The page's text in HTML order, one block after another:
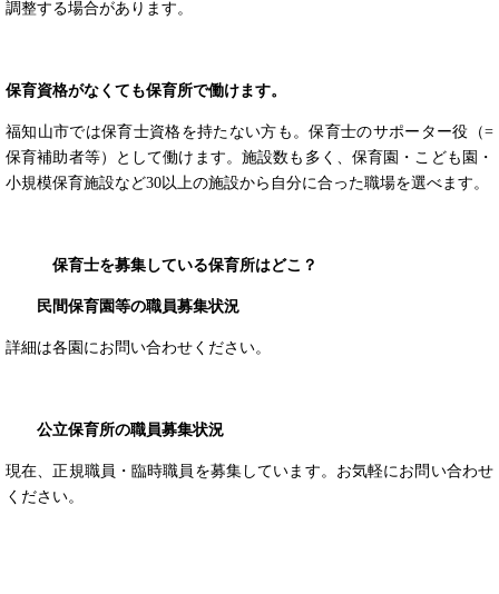
調整する場合があります。
保育資格がなくても保育所で働けます。
福知山市では保育士資格を持たない方も。保育士のサポーター役（=
保育補助者等）として働けます。施設数も多く、保育園・こども園・
小規模保育施設など30以上の施設から自分に合った職場を選べます。
保育士を募集している保育所はどこ？
民間保育園等の職員募集状況
詳細は各園にお問い合わせください。
公立保育所の職員募集状況
現在、正規職員・臨時職員を募集しています。お気軽にお問い合わせ
ください。